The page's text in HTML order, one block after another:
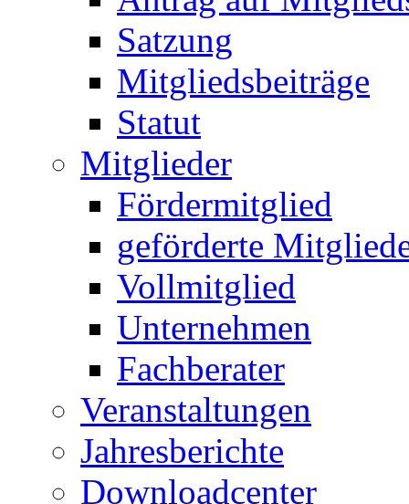
Satzung
Mitgliedsbeiträge
Statut
Mitglieder
Fördermitglied
geförderte
Vollmitglied
Unternehmen
Fachberater
Veranstaltungen
Jahresberichte
Downloadcenter